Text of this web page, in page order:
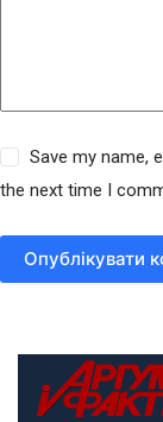
Save my name,
the next time I
Опублікувати